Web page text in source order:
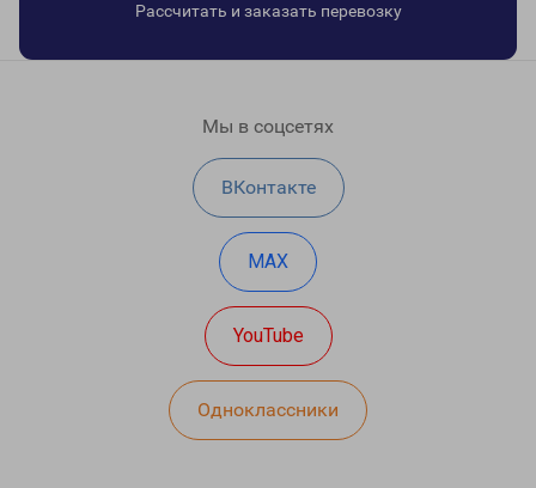
Рассчитать и заказать перевозку
Мы в соцсетях
ВКонтакте
MAX
YouTube
Одноклассники